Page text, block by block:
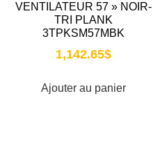
VENTILATEUR 57 » NOIR-
TRI PLANK
3TPKSM57MBK
1,142.65$
Ajouter au panier